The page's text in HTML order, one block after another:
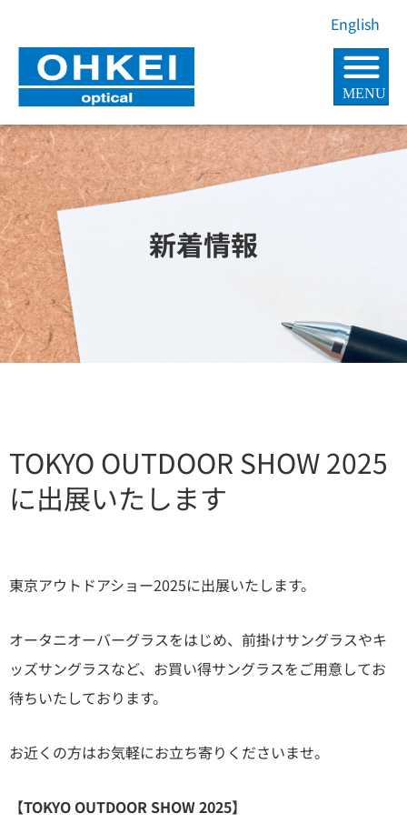
キ
ッ
プ
English
MENU
新着情報
TOKYO OUTDOOR SHOW 2025
に出展いたします
東京アウトドアショー2025に出展いたします。
オータニオーバーグラスをはじめ、前掛けサングラスやキ
ッズサングラスなど、お買い得サングラスをご用意してお
待ちいたしております。
お近くの方はお気軽にお立ち寄りくださいませ。
【TOKYO OUTDOOR SHOW 2025】